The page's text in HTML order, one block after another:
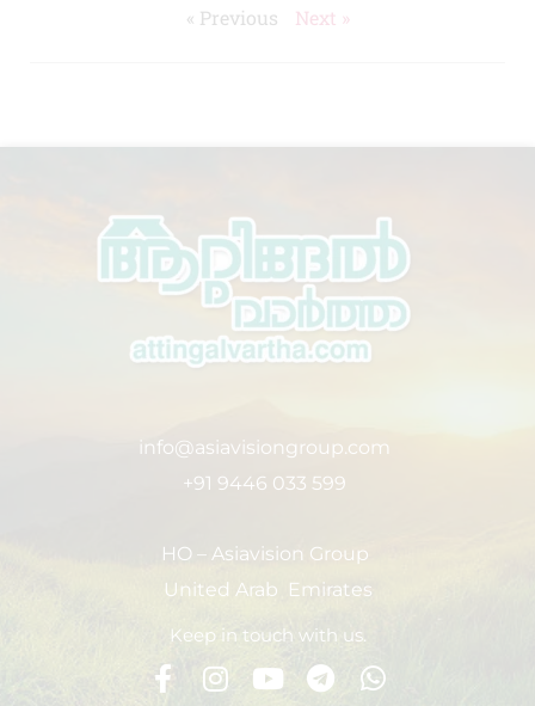
« Previous Next »
info@asiavisiongroup.com
+91 9446 033 599
HO – Asiavision Group
United Arab Emirates
Keep in touch with us.